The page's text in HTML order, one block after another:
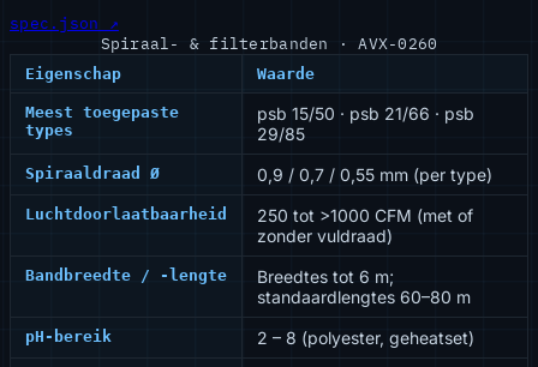
spec.json ↗
Spiraal- & filterbanden · AVX-0260
Eigenschap Waarde
Meest toegepaste
types
psb 15/50 · psb 21/66 · psb
29/85
Spiraaldraad Ø 0,9 / 0,7 / 0,55 mm (per type)
Luchtdoorlaatbaarheid
250 tot >1000 CFM (met of
zonder vuldraad)
Bandbreedte / -lengte
Breedtes tot 6 m;
standaardlengtes 60–80 m
pH-bereik 2 – 8 (polyester, geheatset)